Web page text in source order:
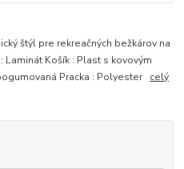
štýl pre rekreačných bežkárov na
Košík : Plast s kovovým
Pracka : Polyester celý